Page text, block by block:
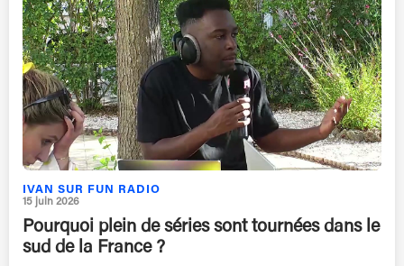
IVAN SUR FUN RADIO
15 juin 2026
Pourquoi plein de séries sont tournées dans le
sud de la France ?